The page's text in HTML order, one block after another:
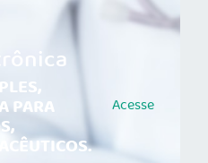
PARA Acesse